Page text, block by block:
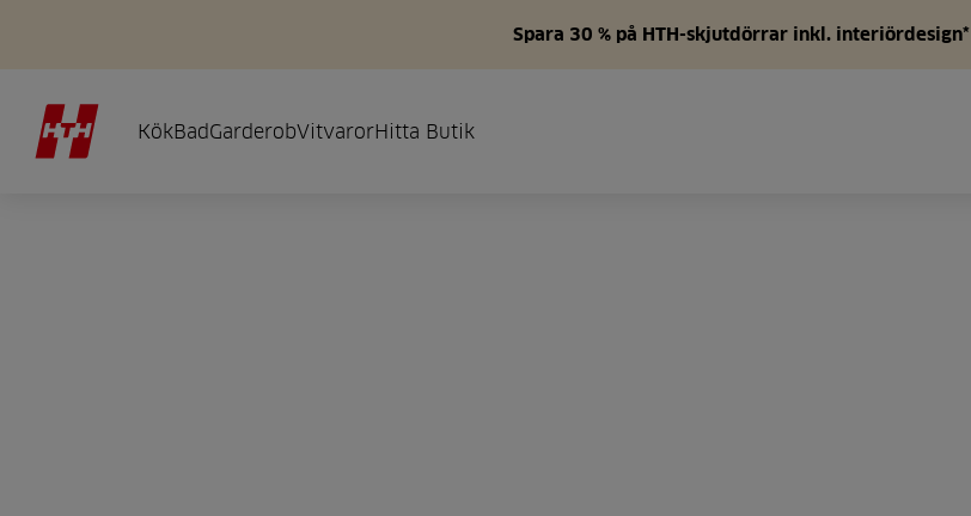
Spara 30 % på HTH-skjutdörrar inkl. interiördesign*
KökBadGarderobVitvarorHitta Butik